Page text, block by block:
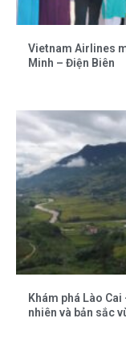
Vietnam Airlines
Minh – Điện Biên
Khám phá Lào
nhiên và bản sắc